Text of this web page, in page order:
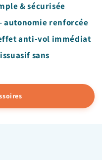
& sécurisée
autonomie renforcée
anti-vol immédiat
sans